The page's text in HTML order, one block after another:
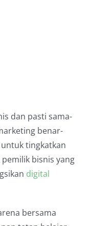
dan pasti sama-
benar-
tingkatkan
bisnis yang
digital
bersama